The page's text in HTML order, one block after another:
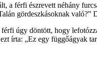
a férfi észrevett néhány
gördeszkásoknak való?”
úgy döntött, hogy
írta: „Ez egy függőágyak